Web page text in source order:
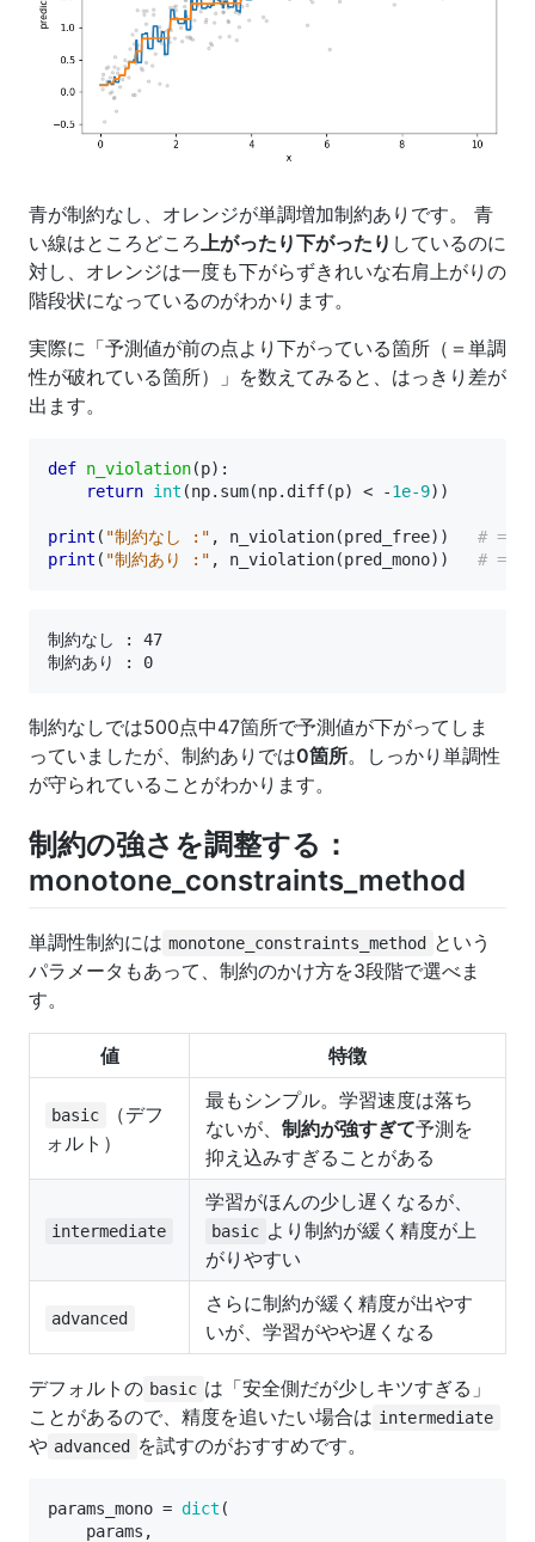
青が制約なし、オレンジが単調増加制約ありです。 青
い線はところどころ 上がったり下がったり しているのに
対し、オレンジは一度も下がらずきれいな右肩上がりの
階段状になっているのがわかります。
実際に「予測値が前の点より下がっている箇所（＝単調
性が破れている箇所）」を数えてみると、はっきり差が
出ます。
def n_violation(p):
return int (np. sum(np. diff(p) < -1e-9))
print ( "制約なし :" , n_violation(pred_free))
# =>
print ( "制約あり :" , n_violation(pred_mono)) # => 0
制約なし : 47
制約なしでは500点中47箇所で予測値が下がってしま
っていましたが、制約ありでは0箇所。しっかり単調性
が守られていることがわかります。
制約の強さを調整する：
monotone_constraints_method
単調性制約には monotone_constraints_method
という
パラメータもあって、制約のかけ方を3段階で選べま
す。
値 特徴
basic
（デフ
ォルト）
最もシンプル。学習速度は落ち
ないが、 制約が強すぎて予測を
抑え込みすぎることがある
intermediate
学習がほんの少し遅くなるが、
basic より制約が緩く精度が上
がりやすい
advanced
さらに制約が緩く精度が出やす
いが、学習がやや遅くなる
デフォルトの basic は「安全側だが少しキツすぎる」
ことがあるので、精度を追いたい場合は intermediate
や advanced を試すのがおすすめです。
params_mono = dict (
params ,